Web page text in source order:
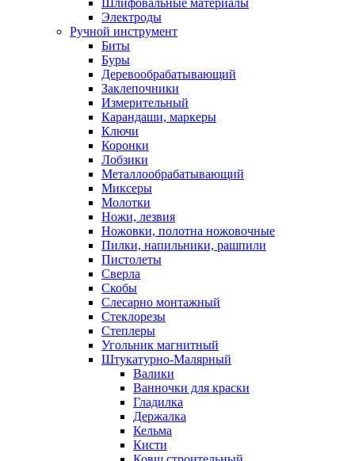
Электроды
Ручной инструмент
Биты
Буры
Деревообрабатывающий
Заклепочники
Измерительный
Карандаши, маркеры
Ключи
Коронки
Лобзики
Металлообрабатывающий
Миксеры
Молотки
Ножи, лезвия
Ножовки, полотна ножовочные
Пилки, напильники, рашпили
Пистолеты
Сверла
Скобы
Слесарно монтажный
Стеклорезы
Степлеры
Угольник магнитный
Штукатурно-Малярный
Валики
Ванночки для краски
Гладилка
Держалка
Кельма
Кисти